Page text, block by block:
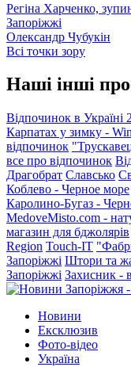
Регіна Харченко,
Запоріжжі
Олександр Чубукін
Всі точки зору
Наші інші
Відпочинок в Україні
Карпатах у зимку -
відпочинок
все про відпочинок
Драгобрат Славсько
Коблево - Черное море
Каролино-Бугаз -
MedoveMisto.com -
магазин для бджолярів
Region Touch-IT
Запоріжжі Штори та
Запоріжжі Захисник -
Новини
Ексклюзив
Фото-відео
Україна